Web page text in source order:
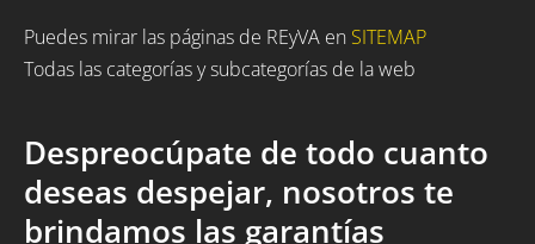
Puedes mirar las páginas de REyVA en SITEMAP
Todas las categorías y subcategorías de la web
Despreocúpate de todo cuanto
deseas despejar, nosotros te
brindamos las garantías